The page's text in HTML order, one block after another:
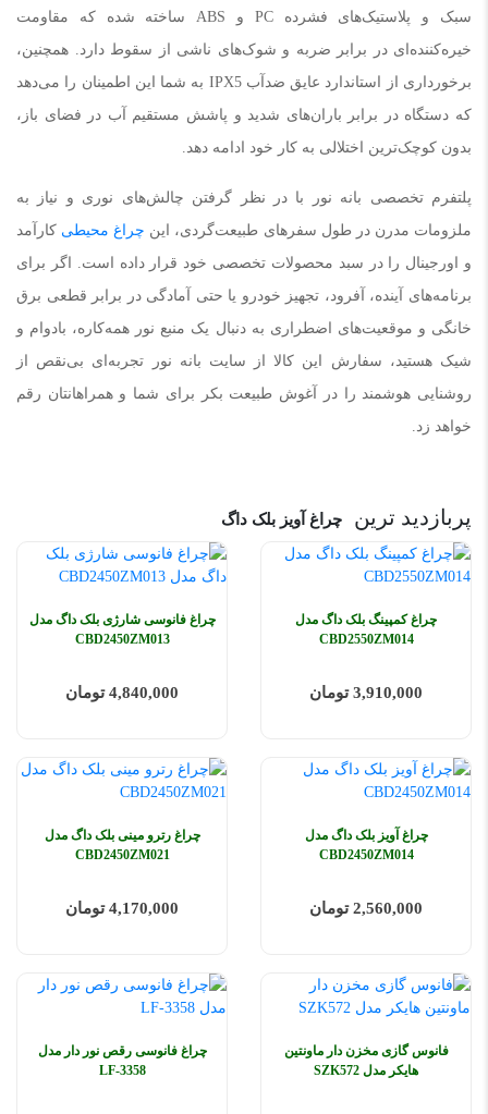
سبک و پلاستیک‌های فشرده PC و ABS ساخته شده که مقاومت
خیره‌کننده‌ای در برابر ضربه و شوک‌های ناشی از سقوط دارد. همچنین،
برخورداری از استاندارد عایق ضدآب IPX5 به شما این اطمینان را می‌دهد
که دستگاه در برابر باران‌های شدید و پاشش مستقیم آب در فضای باز،
بدون کوچک‌ترین اختلالی به کار خود ادامه دهد.
پلتفرم تخصصی بانه نور با در نظر گرفتن چالش‌های نوری و نیاز به
ملزومات مدرن در طول سفرهای طبیعت‌گردی، این چراغ محیطی کارآمد
و اورجینال را در سبد محصولات تخصصی خود قرار داده است. اگر برای
برنامه‌های آینده، آفرود، تجهیز خودرو یا حتی آمادگی در برابر قطعی برق
خانگی و موقعیت‌های اضطراری به دنبال یک منبع نور همه‌کاره، بادوام و
شیک هستید، سفارش این کالا از سایت بانه نور تجربه‌ای بی‌نقص از
روشنایی هوشمند را در آغوش طبیعت بکر برای شما و همراهانتان رقم
خواهد زد.
پربازدید ترین چراغ آویز بلک داگ
چراغ کمپینگ بلک داگ مدل
CBD2550ZM014
3,910,000 تومان
چراغ فانوسی شارژی بلک داگ مدل
CBD2450ZM013
4,840,000 تومان
چراغ آویز بلک داگ مدل
CBD2450ZM014
2,560,000 تومان
چراغ رترو مینی بلک داگ مدل
CBD2450ZM021
4,170,000 تومان
فانوس گازی مخزن دار ماونتین
هایکر مدل SZK572
چراغ فانوسی رقص نور دار مدل
LF-3358